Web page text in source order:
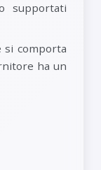
supportati
si comporta
ha un